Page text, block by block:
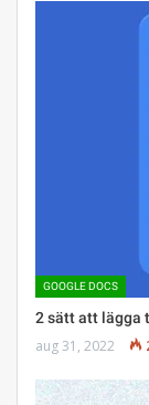
GOOGLE DOCS
2 sätt att lägga
aug 31, 2022